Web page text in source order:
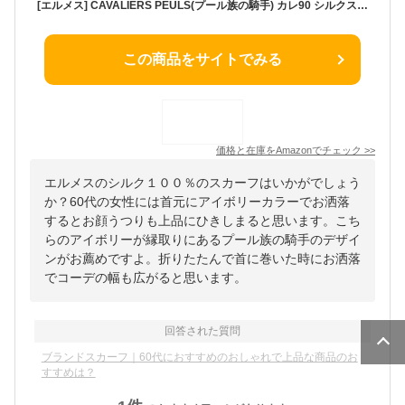
[エルメス] CAVALIERS PEULS(プール族の騎手) カレ90 シルクスカーフ スカーフ シルク100% レディース 中古
この商品をサイトでみる
価格と在庫をAmazonでチェック >>
エルメスのシルク１００％のスカーフはいかがでしょう
か？60代の女性には首元にアイボリーカラーでお洒落
するとお顔うつりも上品にひきしまると思います。こち
らのアイボリーが縁取りにあるプール族の騎手のデザイ
ンがお薦めですよ。折りたたんで首に巻いた時にお洒落
でコーデの幅も広がると思います。
回答された質問
ブランドスカーフ｜60代におすすめのおしゃれで上品な商品のお
すすめは？